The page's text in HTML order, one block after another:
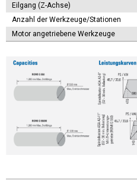
Eilgang (Z-Achse)
Anzahl der Werkzeuge/Stationen
Motor angetriebene Werkzeuge